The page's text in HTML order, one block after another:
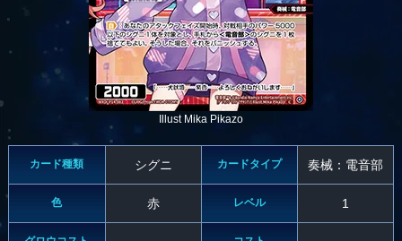
Illust Mika Pikazo
カード種類 シグニ カードタイプ 奏械：電音部
色 赤 レベル 1